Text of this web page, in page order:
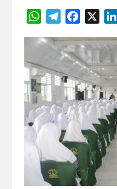
WhatsAppTelegramFacebook